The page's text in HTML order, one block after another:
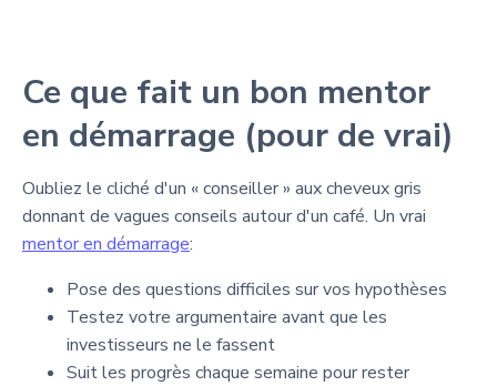
Ce que fait un bon mentor
en démarrage (pour de vrai)
Oubliez le cliché d'un « conseiller » aux cheveux gris
donnant de vagues conseils autour d'un café. Un vrai
mentor en démarrage:
Pose des questions difficiles sur vos hypothèses
Testez votre argumentaire avant que les
investisseurs ne le fassent
Suit les progrès chaque semaine pour rester